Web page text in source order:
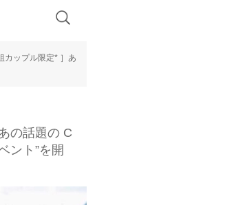
カップル限定* ］あ
の話題の C
ント”を開